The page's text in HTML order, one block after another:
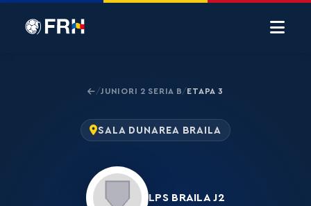
/JUNIORI 2 SERIA B/ETAPA 3
SALA DUNAREA BRAILA
LPS BRAILA J2